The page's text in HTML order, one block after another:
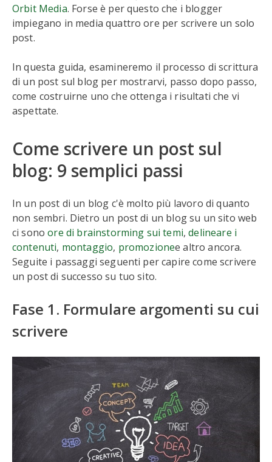
Orbit Media. Forse è per questo che i blogger
impiegano in media quattro ore per scrivere un solo
post.
In questa guida, esamineremo il processo di scrittura
di un post sul blog per mostrarvi, passo dopo passo,
come costruirne uno che ottenga i risultati che vi
aspettate.
Come scrivere un post sul
blog: 9 semplici passi
In un post di un blog c'è molto più lavoro di quanto
non sembri. Dietro un post di un blog su un sito web
ci sonoore di brainstorming sui temi,delineare i
contenuti, montaggio, promozionee altro ancora.
Seguite i passaggi seguenti per capire come scrivere
un post di successo su tuo sito.
Fase 1. Formulare argomenti su cui
scrivere